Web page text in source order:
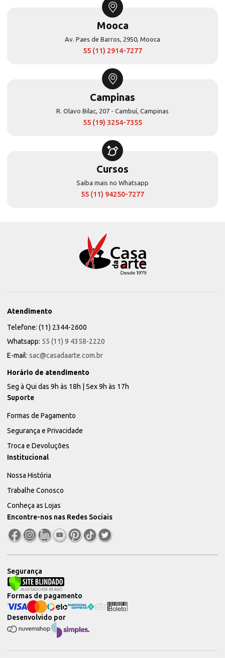
Mooca
Av. Paes de Barros, 2950, Mooca
55 (11) 2914-7277
Campinas
R. Olavo Bilac, 207 - Cambuí, Campinas
55 (19) 3254-7355
Cursos
Saiba mais no Whatsapp
55 (11) 94250-7277
Atendimento
Telefone: (11) 2344-2600
Whatsapp: 55 (11) 9 4358-2220
E-mail: sac@casadaarte.com.br
Horário de atendimento
Seg à Qui das 9h às 18h | Sex 9h às 17h
Suporte
Formas de Pagamento
Segurança e Privacidade
Troca e Devoluções
Institucional
Nossa História
Trabalhe Conosco
Conheça as Lojas
Encontre-nos nas Redes Sociais
Segurança
Desenvolvido por
Formas de pagamento